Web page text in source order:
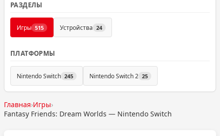
РАЗДЕЛЫ
Игры 515 Устройства 24
ПЛАТФОРМЫ
Nintendo Switch 245 Nintendo Switch 2 25
Главная›Игры›
Fantasy Friends: Dream Worlds — Nintendo Switch